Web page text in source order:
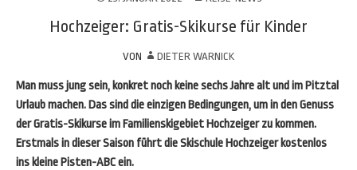
Hochzeiger: Gratis-Skikurse für Kinder
VON DIETER WARNICK
Man muss jung sein, konkret noch keine sechs Jahre alt und im Pitztal
Urlaub machen. Das sind die einzigen Bedingungen, um in den Genuss
der Gratis-Skikurse im Familienskigebiet Hochzeiger zu kommen.
Erstmals in dieser Saison führt die Skischule Hochzeiger kostenlos
ins kleine Pisten-ABC ein.